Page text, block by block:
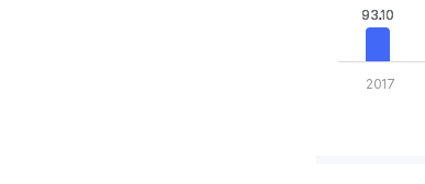
93.10
93.10
2017